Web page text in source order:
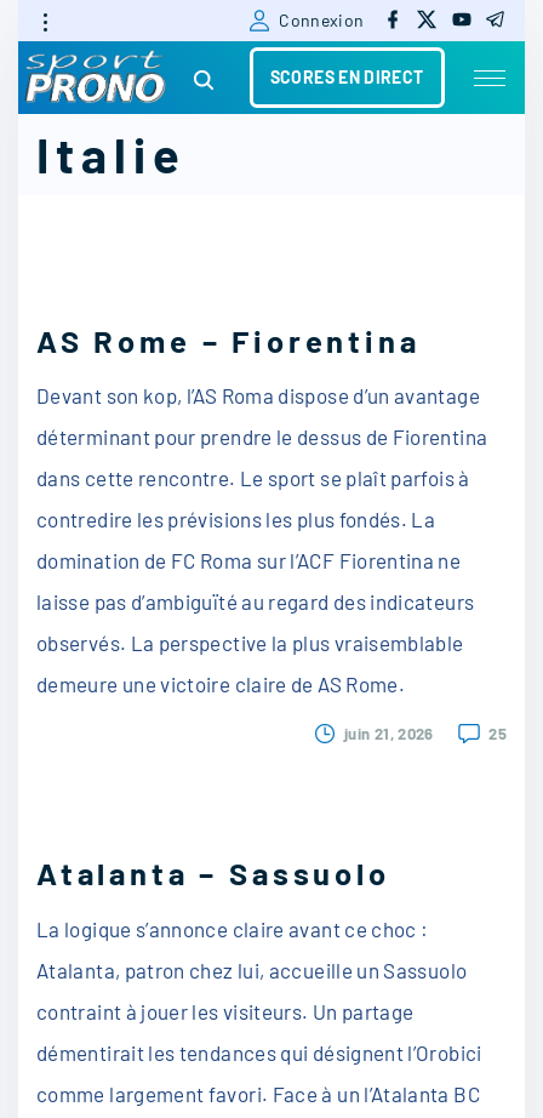
Connexion
c
e
b
o
o
y
t
u
e
a
SCORES EN DIRECT
Italie
AS Rome – Fiorentina
Devant son kop, l’AS Roma dispose d’un avantage
déterminant pour prendre le dessus de Fiorentina
dans cette rencontre. Le sport se plaît parfois à
contredire les prévisions les plus fondés. La
domination de FC Roma sur l’ACF Fiorentina ne
laisse pas d’ambiguïté au regard des indicateurs
observés. La perspective la plus vraisemblable
demeure une victoire claire de AS Rome.
25
juin 21, 2026
Atalanta – Sassuolo
La logique s’annonce claire avant ce choc :
Atalanta, patron chez lui, accueille un Sassuolo
contraint à jouer les visiteurs. Un partage
démentirait les tendances qui désignent l’Orobici
comme largement favori. Face à un l’Atalanta BC